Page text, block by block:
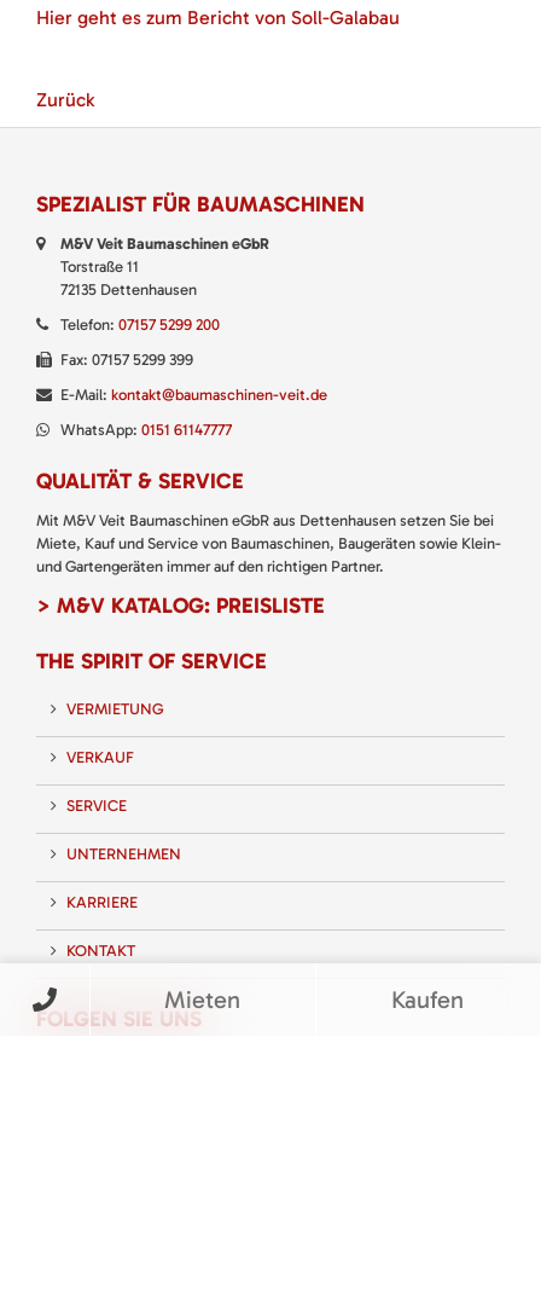
Hier geht es zum Bericht von Soll-Galabau
Zurück
SPEZIALIST FÜR BAUMASCHINEN
M&V Veit Baumaschinen eGbR
Torstraße 11
72135 Dettenhausen
Telefon: 07157 5299 200
Fax: 07157 5299 399
E-Mail: kontakt@baumaschinen-veit.de
WhatsApp: 0151 61147777
QUALITÄT & SERVICE
Mit M&V Veit Baumaschinen eGbR aus Dettenhausen setzen Sie bei
Miete, Kauf und Service von Baumaschinen, Baugeräten sowie Klein-
und Gartengeräten immer auf den richtigen Partner.
> M&V KATALOG: PREISLISTE
THE SPIRIT OF SERVICE
VERMIETUNG
VERKAUF
SERVICE
UNTERNEHMEN
KARRIERE
KONTAKT
FOLGEN SIE UNS
Mieten Kaufen